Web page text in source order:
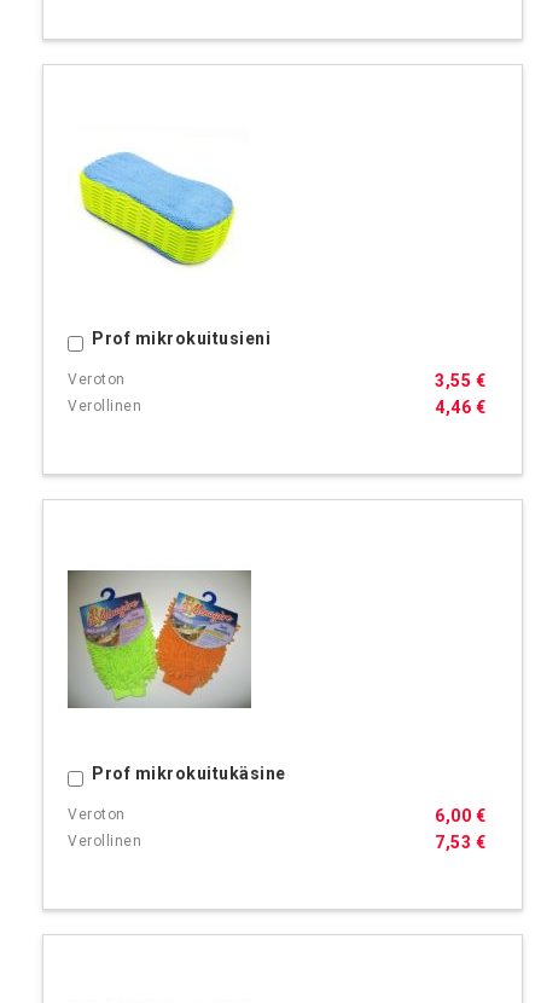
Prof mikrokuitusieni
4,46 €
3,55 €
Ostoskoriin
Prof mikrokuitukäsine
7,53 €
6,00 €
Ostoskoriin